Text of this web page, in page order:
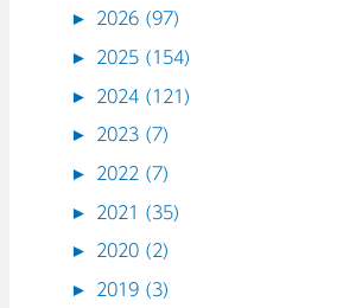
► 2026 (97)
► 2025 (154)
► 2024 (121)
► 2023 (7)
► 2022 (7)
► 2021 (35)
► 2020 (2)
► 2019 (3)